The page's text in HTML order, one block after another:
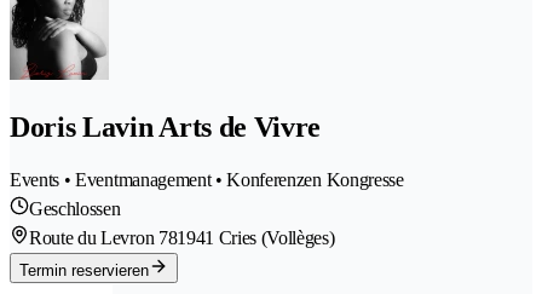
Doris Lavin Arts de Vivre
Events • Eventmanagement • Konferenzen Kongresse
Geschlossen
Route du Levron 781941 Cries (Vollèges)
Termin reservieren